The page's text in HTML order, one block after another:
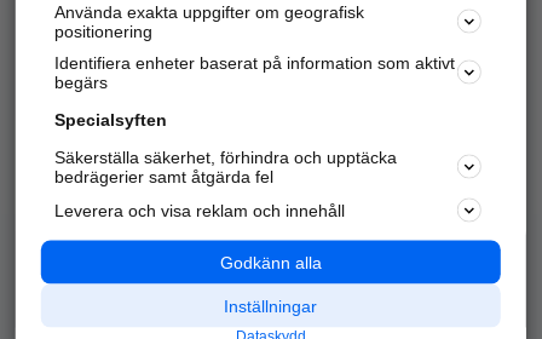
Kom igång och annonsera mot
samarbetspartners nära dig.
Alla kategorier
Populära sökningar
API & Kartor
Annonsera
Integritet
Nödnummer
Använda exakta uppgifter om geografisk
positionering
Identifiera enheter baserat på information som aktivt
begärs
Specialsyften
Säkerställa säkerhet, förhindra och upptäcka
bedrägerier samt åtgärda fel
Leverera och visa reklam och innehåll
Godkänn alla
Inställningar
Dataskydd